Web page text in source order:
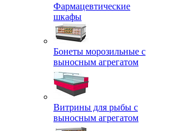
Фармацевтические
шкафы
Бонеты морозильные с
выносным агрегатом
Витрины для рыбы с
выносным агрегатом